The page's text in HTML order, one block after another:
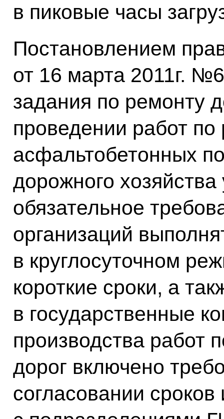
в пиковые часы
Постановлением
от 16 марта 2011г.
задания по ремонту
проведении работ по
асфальтобетонных
дорожного
обязательное
организаций
в круглосуточном
короткие сроки, а
в государственные
производства работ
дорог включено
согласовании